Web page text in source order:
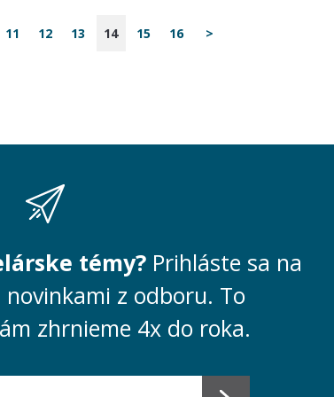
11 12 13 14 15 16 >
témy? Prihláste sa na
z odboru. To
zhrnieme 4x do roka.